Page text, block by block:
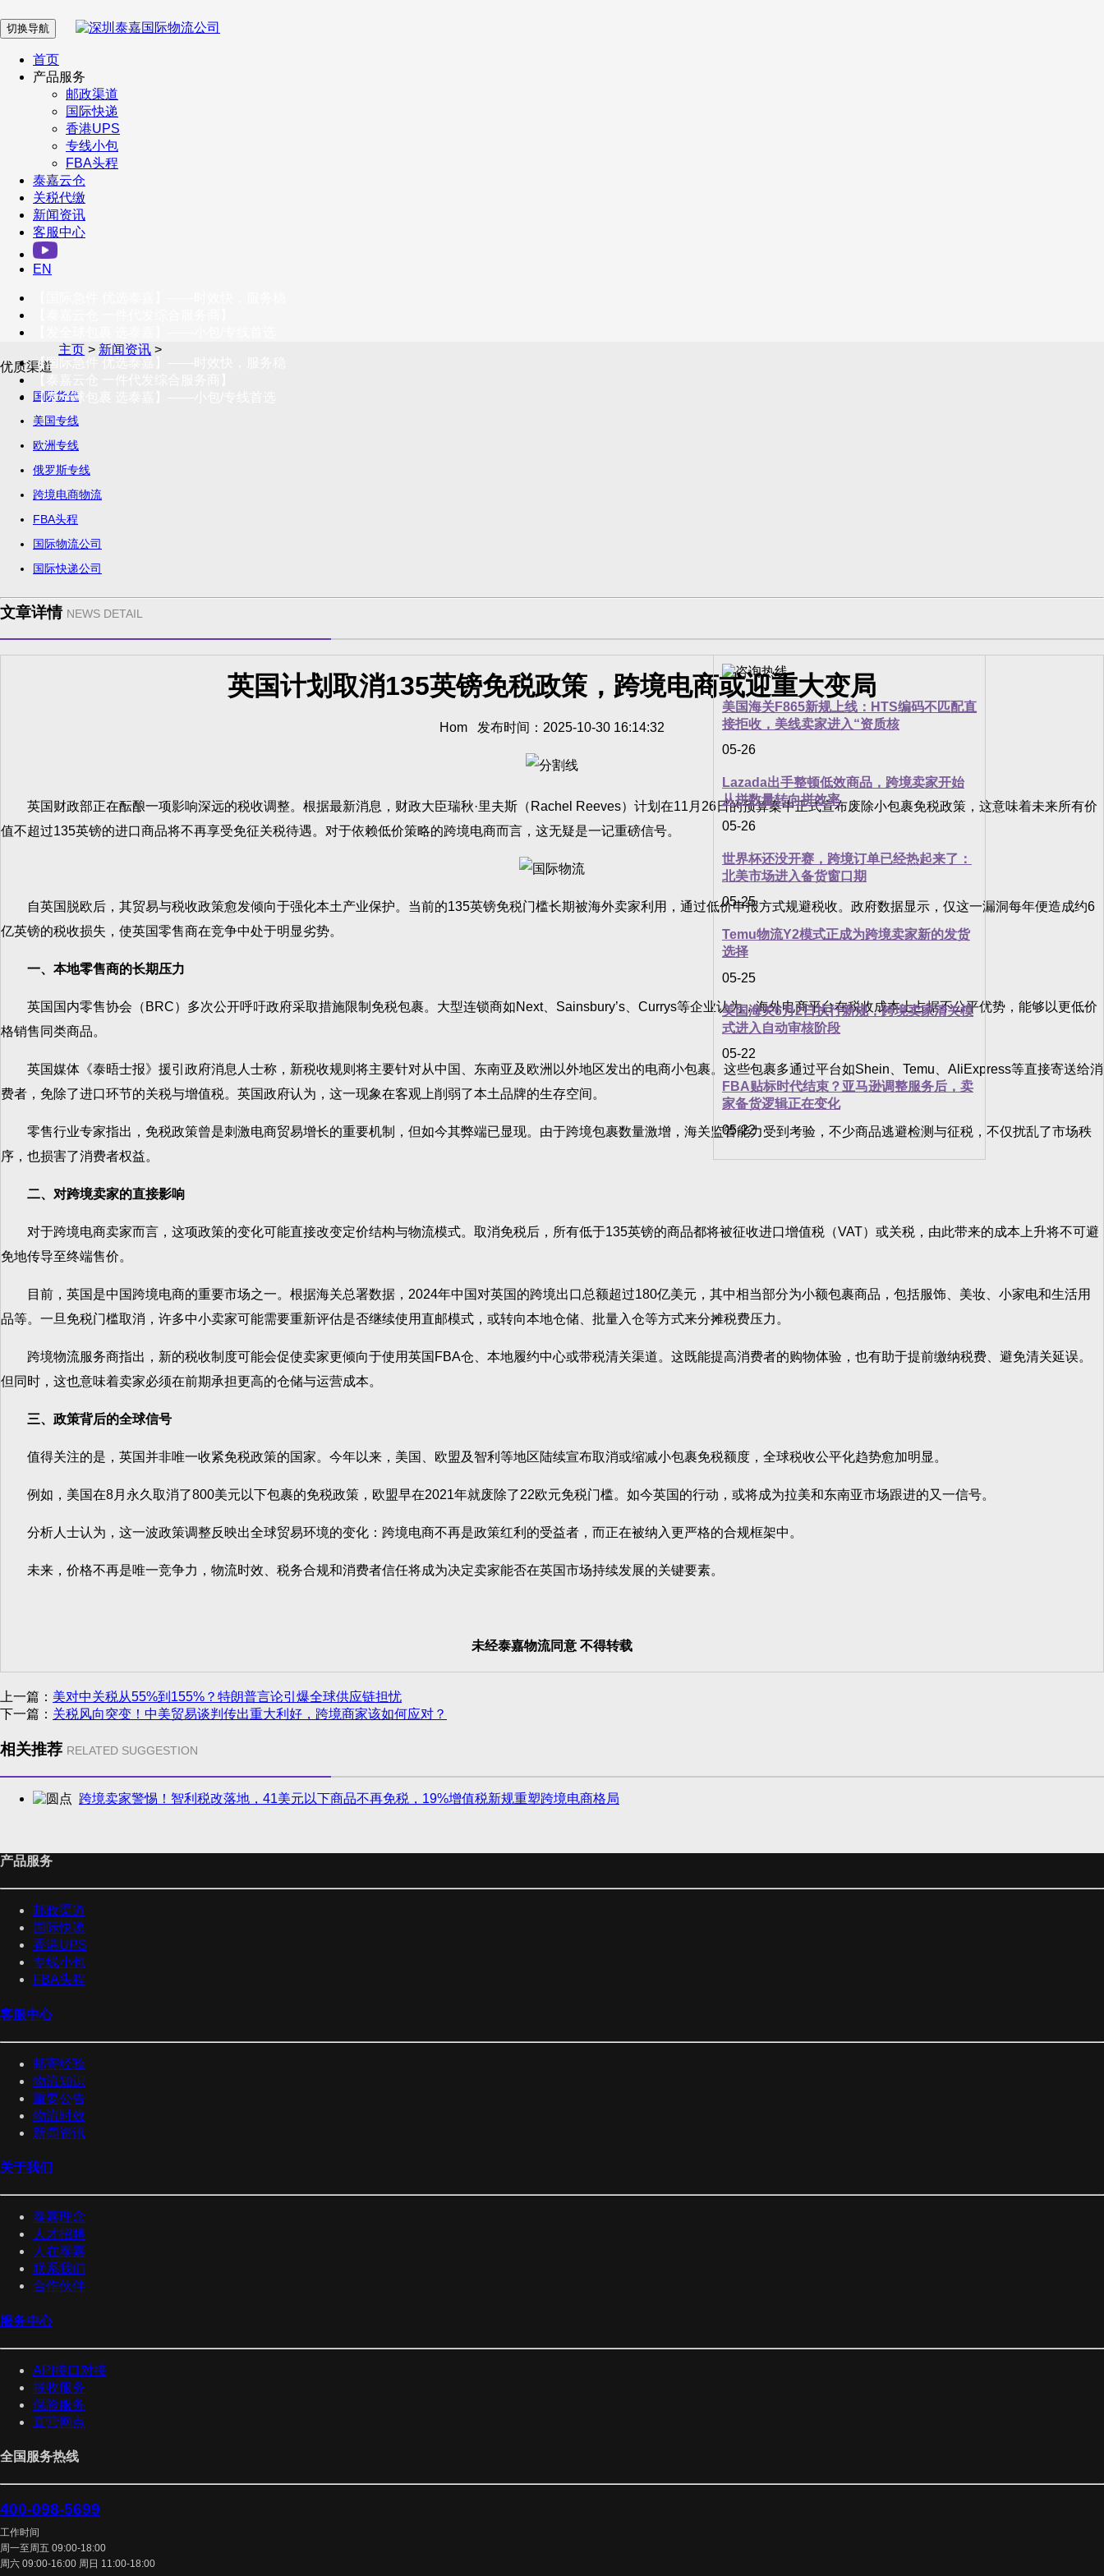
在 线 客 服
企业微信
订阅号
客户服务热线
400-098-5699
联系我们
切换导航
首页
产品服务
邮政渠道
国际快递
香港UPS
专线小包
FBA头程
泰嘉云仓
关税代缴
新闻资讯
客服中心
EN
【国际急件 优选泰嘉】——时效快，服务稳
【发全球包裹 选泰嘉】——小包/专线首选
主页 > 新闻资讯 >
优质渠道
国际货代
美国专线
欧洲专线
俄罗斯专线
跨境电商物流
FBA头程
国际物流公司
国际快递公司
文章详情 NEWS DETAIL
美国海关F865新规上线：HTS编码不匹配直
接拒收，美线卖家进入“资质核
05-26
Lazada出手整顿低效商品，跨境卖家开始
从拼数量转向拼效率
05-26
世界杯还没开赛，跨境订单已经热起来了：
北美市场进入备货窗口期
05-25
Temu物流Y2模式正成为跨境卖家新的发货
选择
05-25
美国海关6月2日执行新规，跨境卖家清关模
式进入自动审核阶段
05-22
FBA贴标时代结束？亚马逊调整服务后，卖
家备货逻辑正在变化
05-22
英国计划取消135英镑免税政策，跨境电商或迎重大变局
Hom 发布时间：2025-10-30 16:14:32
英国财政部正在酝酿一项影响深远的税收调整。根据最新消息，财政大臣瑞秋·里夫斯（Rachel Reeves）计划在11月26日的预算案中正式宣布废除小包裹免税政策，这意味着未来所有价
值不超过135英镑的进口商品将不再享受免征关税待遇。对于依赖低价策略的跨境电商而言，这无疑是一记重磅信号。
自英国脱欧后，其贸易与税收政策愈发倾向于强化本土产业保护。当前的135英镑免税门槛长期被海外卖家利用，通过低价申报方式规避税收。政府数据显示，仅这一漏洞每年便造成约6
亿英镑的税收损失，使英国零售商在竞争中处于明显劣势。
一、本地零售商的长期压力
英国国内零售协会（BRC）多次公开呼吁政府采取措施限制免税包裹。大型连锁商如Next、Sainsbury’s、Currys等企业认为，海外电商平台在税收成本上占据不公平优势，能够以更低价
格销售同类商品。
英国媒体《泰晤士报》援引政府消息人士称，新税收规则将主要针对从中国、东南亚及欧洲以外地区发出的电商小包裹。这些包裹多通过平台如Shein、Temu、AliExpress等直接寄送给消
费者，免除了进口环节的关税与增值税。英国政府认为，这一现象在客观上削弱了本土品牌的生存空间。
零售行业专家指出，免税政策曾是刺激电商贸易增长的重要机制，但如今其弊端已显现。由于跨境包裹数量激增，海关监管能力受到考验，不少商品逃避检测与征税，不仅扰乱了市场秩
序，也损害了消费者权益。
二、对跨境卖家的直接影响
对于跨境电商卖家而言，这项政策的变化可能直接改变定价结构与物流模式。取消免税后，所有低于135英镑的商品都将被征收进口增值税（VAT）或关税，由此带来的成本上升将不可避
免地传导至终端售价。
目前，英国是中国跨境电商的重要市场之一。根据海关总署数据，2024年中国对英国的跨境出口总额超过180亿美元，其中相当部分为小额包裹商品，包括服饰、美妆、小家电和生活用
品等。一旦免税门槛取消，许多中小卖家可能需要重新评估是否继续使用直邮模式，或转向本地仓储、批量入仓等方式来分摊税费压力。
跨境物流服务商指出，新的税收制度可能会促使卖家更倾向于使用英国FBA仓、本地履约中心或带税清关渠道。这既能提高消费者的购物体验，也有助于提前缴纳税费、避免清关延误。
但同时，这也意味着卖家必须在前期承担更高的仓储与运营成本。
三、政策背后的全球信号
值得关注的是，英国并非唯一收紧免税政策的国家。今年以来，美国、欧盟及智利等地区陆续宣布取消或缩减小包裹免税额度，全球税收公平化趋势愈加明显。
例如，美国在8月永久取消了800美元以下包裹的免税政策，欧盟早在2021年就废除了22欧元免税门槛。如今英国的行动，或将成为拉美和东南亚市场跟进的又一信号。
分析人士认为，这一波政策调整反映出全球贸易环境的变化：跨境电商不再是政策红利的受益者，而正在被纳入更严格的合规框架中。
未来，价格不再是唯一竞争力，物流时效、税务合规和消费者信任将成为决定卖家能否在英国市场持续发展的关键要素。
未经泰嘉物流同意 不得转载
上一篇： 美对中关税从55%到155%？特朗普言论引爆全球供应链担忧
下一篇： 关税风向突变！中美贸易谈判传出重大利好，跨境商家该如何应对？
相关推荐 RELATED SUGGESTION
跨境卖家警惕！智利税改落地，41美元以下商品不再免税，19%增值税新规重塑跨境电商格局
产品服务
邮政渠道
国际快递
香港UPS
专线小包
FBA头程
客服中心
邮寄经验
物流知识
重要公告
物流时效
新闻资讯
关于我们
泰嘉理念
人才招聘
人在泰嘉
联系我们
合作伙伴
服务中心
API接口对接
揽收服务
保险服务
直营网点
全国服务热线
400-098-5699
工作时间
周一至周五 09:00-18:00
周六 09:00-16:00 周日 11:00-18:00